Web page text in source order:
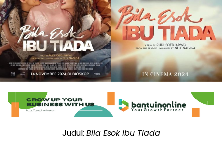
Judul: Bila Esok Ibu Tiada